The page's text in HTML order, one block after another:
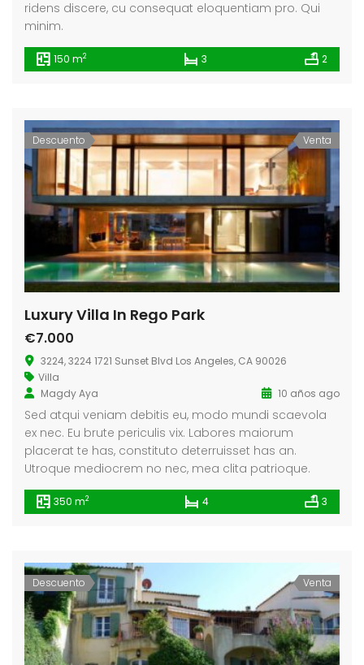
ridens discere, cu consequat eloquentiam pro. Qui
minim.
150 m2 3 2
Descuento Venta
Luxury Villa In Rego Park
€7.000
3224, 3224 1721 Sunset Blvd Los Angeles, CA 90026
Villa
Magdy Aya
10 años ago
Sed atqui veniam debitis eu, modo mundi scaevola
ex nec. Eu brute periculis vix. Labores maiorum
placerat te has, constituto deterruisset has an.
Utroque mediocrem no nec, mea clita patrioque.
350 m2 4 3
Descuento Venta